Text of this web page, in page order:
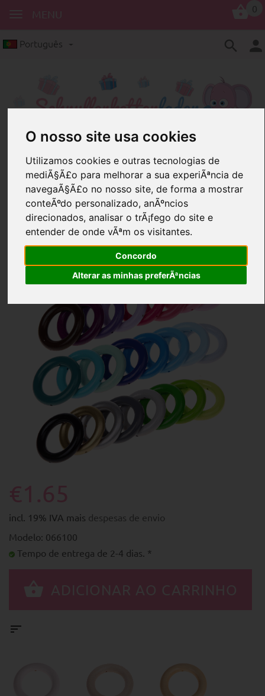
O nosso site usa cookies
Utilizamos cookies e outras tecnologias de
mediÃ§Ã£o para melhorar a sua experiÃªncia de
navegaÃ§Ã£o no nosso site, de forma a mostrar
conteÃºdo personalizado, anÃºncios
direcionados, analisar o trÃ¡fego do site e
entender de onde vÃªm os visitantes.
Concordo
Alterar as minhas preferÃªncias
Português
Anéis Anéis 65mm
Anéis 65mm
incl. 19% IVA mais despesas de envio
Modelo: 066100
Tempo de entrega de 2-4 dias. *